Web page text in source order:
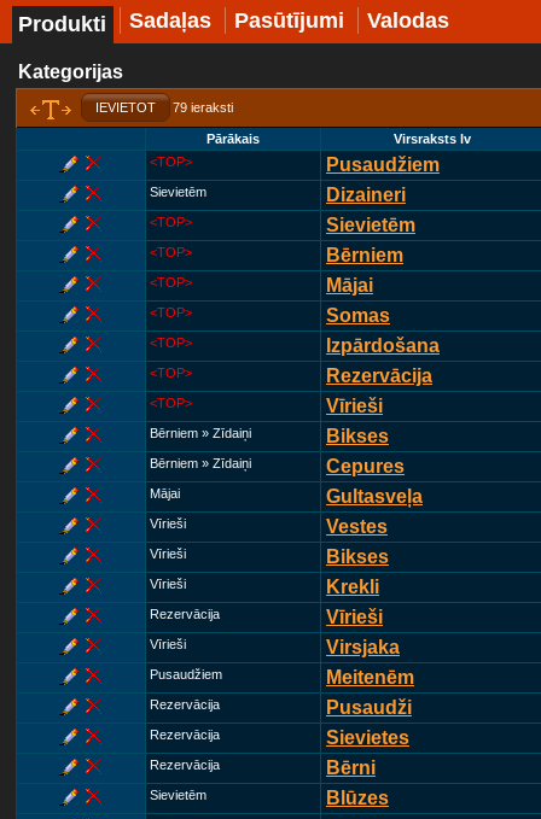
Produkti Sadaļas Pasūtījumi Valodas
Kategorijas
IEVIETOT 79 ieraksti
Pārākais
Virsraksts lv
<TOP>
Pusaudžiem
Sievietēm Dizaineri
<TOP> Sievietēm
<TOP> Bērniem
<TOP> Mājai
<TOP> Somas
<TOP> Izpārdošana
<TOP> Rezervācija
<TOP> Vīrieši
Bērniem » Zīdaiņi Bikses
Bērniem » Zīdaiņi Cepures
Mājai Gultasveļa
Vīrieši Vestes
Vīrieši Bikses
Vīrieši Krekli
Rezervācija Vīrieši
Vīrieši Virsjaka
Pusaudžiem Meitenēm
Rezervācija Pusaudži
Rezervācija Sievietes
Rezervācija Bērni
Sievietēm Blūzes